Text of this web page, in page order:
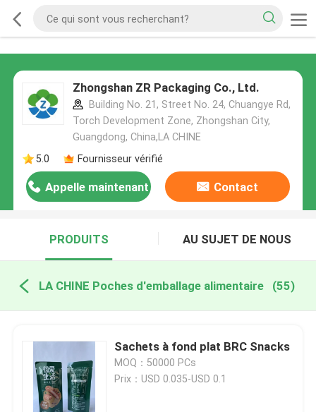
Zhongshan ZR Packaging Co., Ltd.
Building No. 21, Street No. 24, Chuangye Rd,
Torch Development Zone, Zhongshan City,
Guangdong, China,LA CHINE
5.0
Fournisseur vérifié
Appelle maintenant Contact
PRODUITS AU SUJET DE NOUS
LA CHINE Poches d'emballage alimentaire (55)
Sachets à fond plat BRC Snacks
MOQ：50000 PCs
Prix：USD 0.035-USD 0.1